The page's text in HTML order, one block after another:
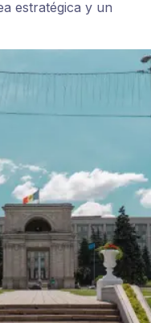
estratégica y un